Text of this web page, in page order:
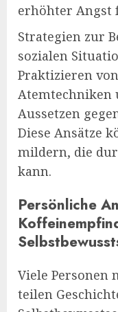
erhöhter Angst
Strategien zur
sozialen
Praktizieren
Atemtechniken
Aussetzen
Diese Ansätze
mildern, die
kann.
Persönliche
Viele
teilen